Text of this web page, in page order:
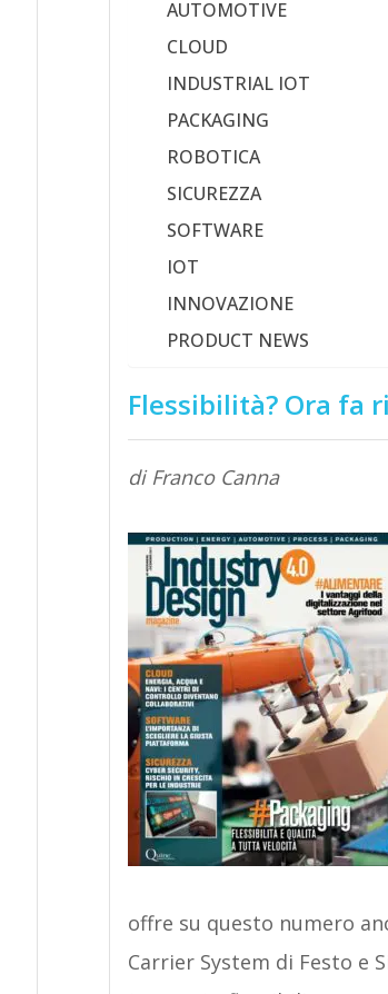
AUTOMOTIVE
CLOUD
INDUSTRIAL IOT
PACKAGING
ROBOTICA
SICUREZZA
SOFTWARE
IOT
INNOVAZIONE
PRODUCT NEWS
Flessibilità? Ora fa
di Franco Canna
offre su questo numero
Carrier System di Festo e